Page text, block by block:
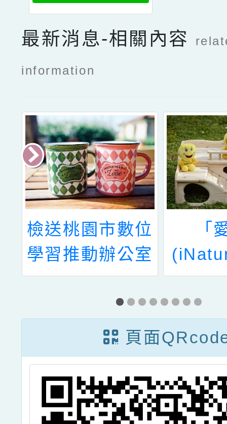
最新消息-相關內容
information
檢送桃園市數位
學習推動辦公室
辦理「A1、A2
數位學習工作坊
(假日場)」，請
鼓勵貴校教師踴
躍參加。
「
民科
畫到
外
頁面